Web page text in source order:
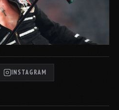
INSTAGRAM